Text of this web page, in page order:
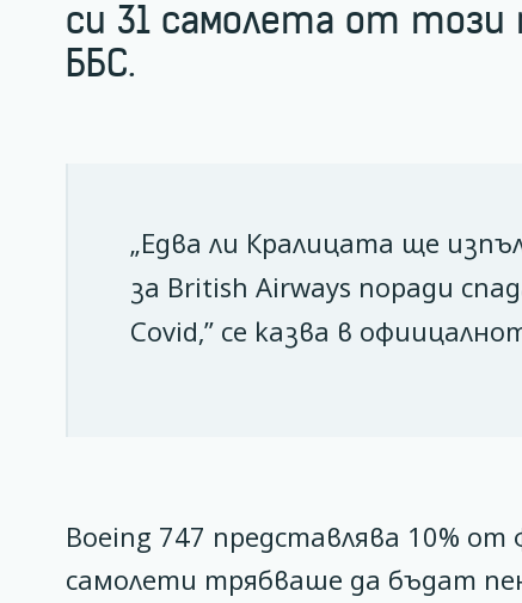
си 31 самолета от
ББС.
„Едва ли Кралицата ще
за British Airways поради
Covid,” се казва в
Boeing 747 представлява 10%
самолети трябваше да бъдат